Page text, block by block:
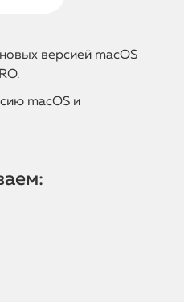
версией macOS
macOS и